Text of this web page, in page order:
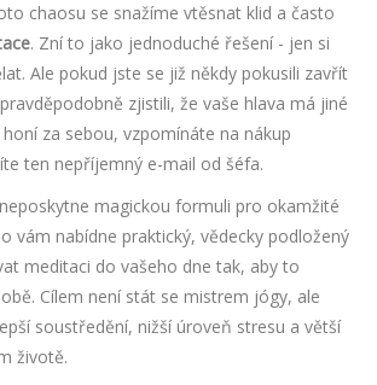
chaosu se snažíme vtěsnat klid a často
. Zní to jako jednoduché řešení - jen si
Ale pokud jste se již někdy pokusili zavřít
zjistili, že vaše hlava má jiné
za sebou, vzpomínáte na nákup
ten nepříjemný e-mail od šéfa.
magickou formuli pro okamžité
vám nabídne praktický, vědecky podložený
meditaci do vašeho dne tak, aby to
Cílem není stát se mistrem jógy, ale
soustředění, nižší úroveň stresu a větší
životě.